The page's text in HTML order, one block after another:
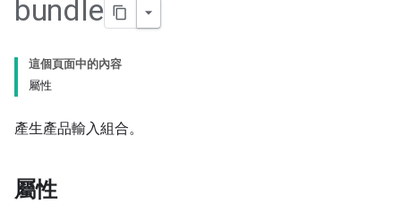
bundle
這個頁面中的內容
屬性
產生產品輸入組合。
屬性